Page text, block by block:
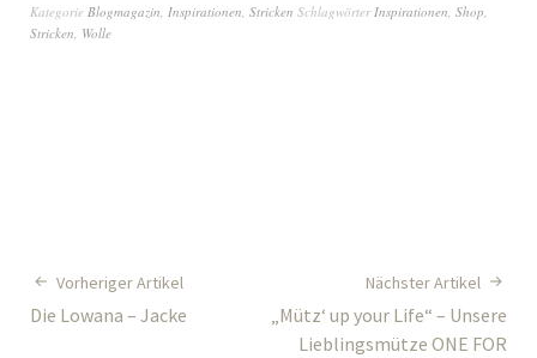
Kategorie Blogmagazin Inspirationen Stricken Schlagwörter Inspirationen Shop
Stricken Wolle
Vorheriger Artikel
Die Lowana – Jacke
Nächster Artikel
„Mütz‘ up your Life“ – Unsere
Lieblingsmütze ONE FOR